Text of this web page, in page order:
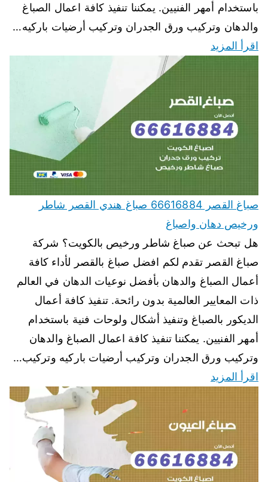
باستخدام أمهر الفنيين. يمكننا تنفيذ كافة اعمال الصباغ
والدهان وتركيب ورق الجدران وتركيب أرضيات باركيه…
اقرأ المزيد
صباغ القصر 66616884 صباغ هندي القصر شاطر
ورخيص دهان واصباغ
هل تبحث عن صباغ شاطر ورخيص بالكويت؟ شركة
صباغ القصر تقدم لكم افضل صباغ بالقصر لأداء كافة
أعمال الصباغ والدهان بأفضل نوعيات الدهان في العالم
ذات المعايير العالمية بدون رائحة. تنفيذ كافة أعمال
الديكور بالصباغ وتنفيذ أشكال ولوحات فنية باستخدام
أمهر الفنيين. يمكننا تنفيذ كافة اعمال الصباغ والدهان
وتركيب ورق الجدران وتركيب أرضيات باركيه وتركيب…
اقرأ المزيد